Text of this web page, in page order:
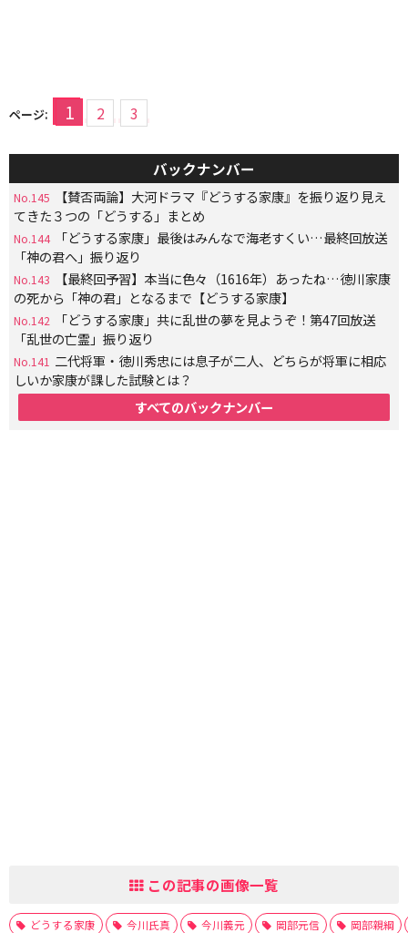
ページ: 1 2 3
バックナンバー
No.145
【賛否両論】大河ドラマ『どうする家康』を振り返り見え
てきた３つの「どうする」まとめ
No.144
「どうする家康」最後はみんなで海老すくい…最終回放送
「神の君へ」振り返り
No.143
【最終回予習】本当に色々（1616年）あったね…徳川家康
の死から「神の君」となるまで【どうする家康】
No.142
「どうする家康」共に乱世の夢を見ようぞ！第47回放送
「乱世の亡霊」振り返り
No.141 二代将軍・徳川秀忠には息子が二人、どちらが将軍に相応
しいか家康が課した試験とは？
すべてのバックナンバー
この記事の画像一覧
どうする家康 今川氏真 今川義元 岡部元信 岡部親綱